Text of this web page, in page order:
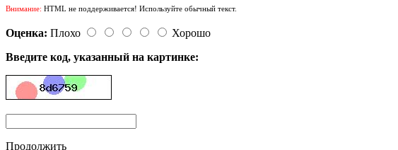
Внимание: HTML не поддерживается! Используйте обычный текст.
Оценка: Плохо
Хорошо
Введите код, указанный на картинке:
Продолжить